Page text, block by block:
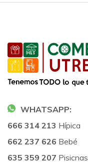
WHATSAPP:
666 314 213 Hípica
662 237 626 Bebé
635 359 207 Pisicnas